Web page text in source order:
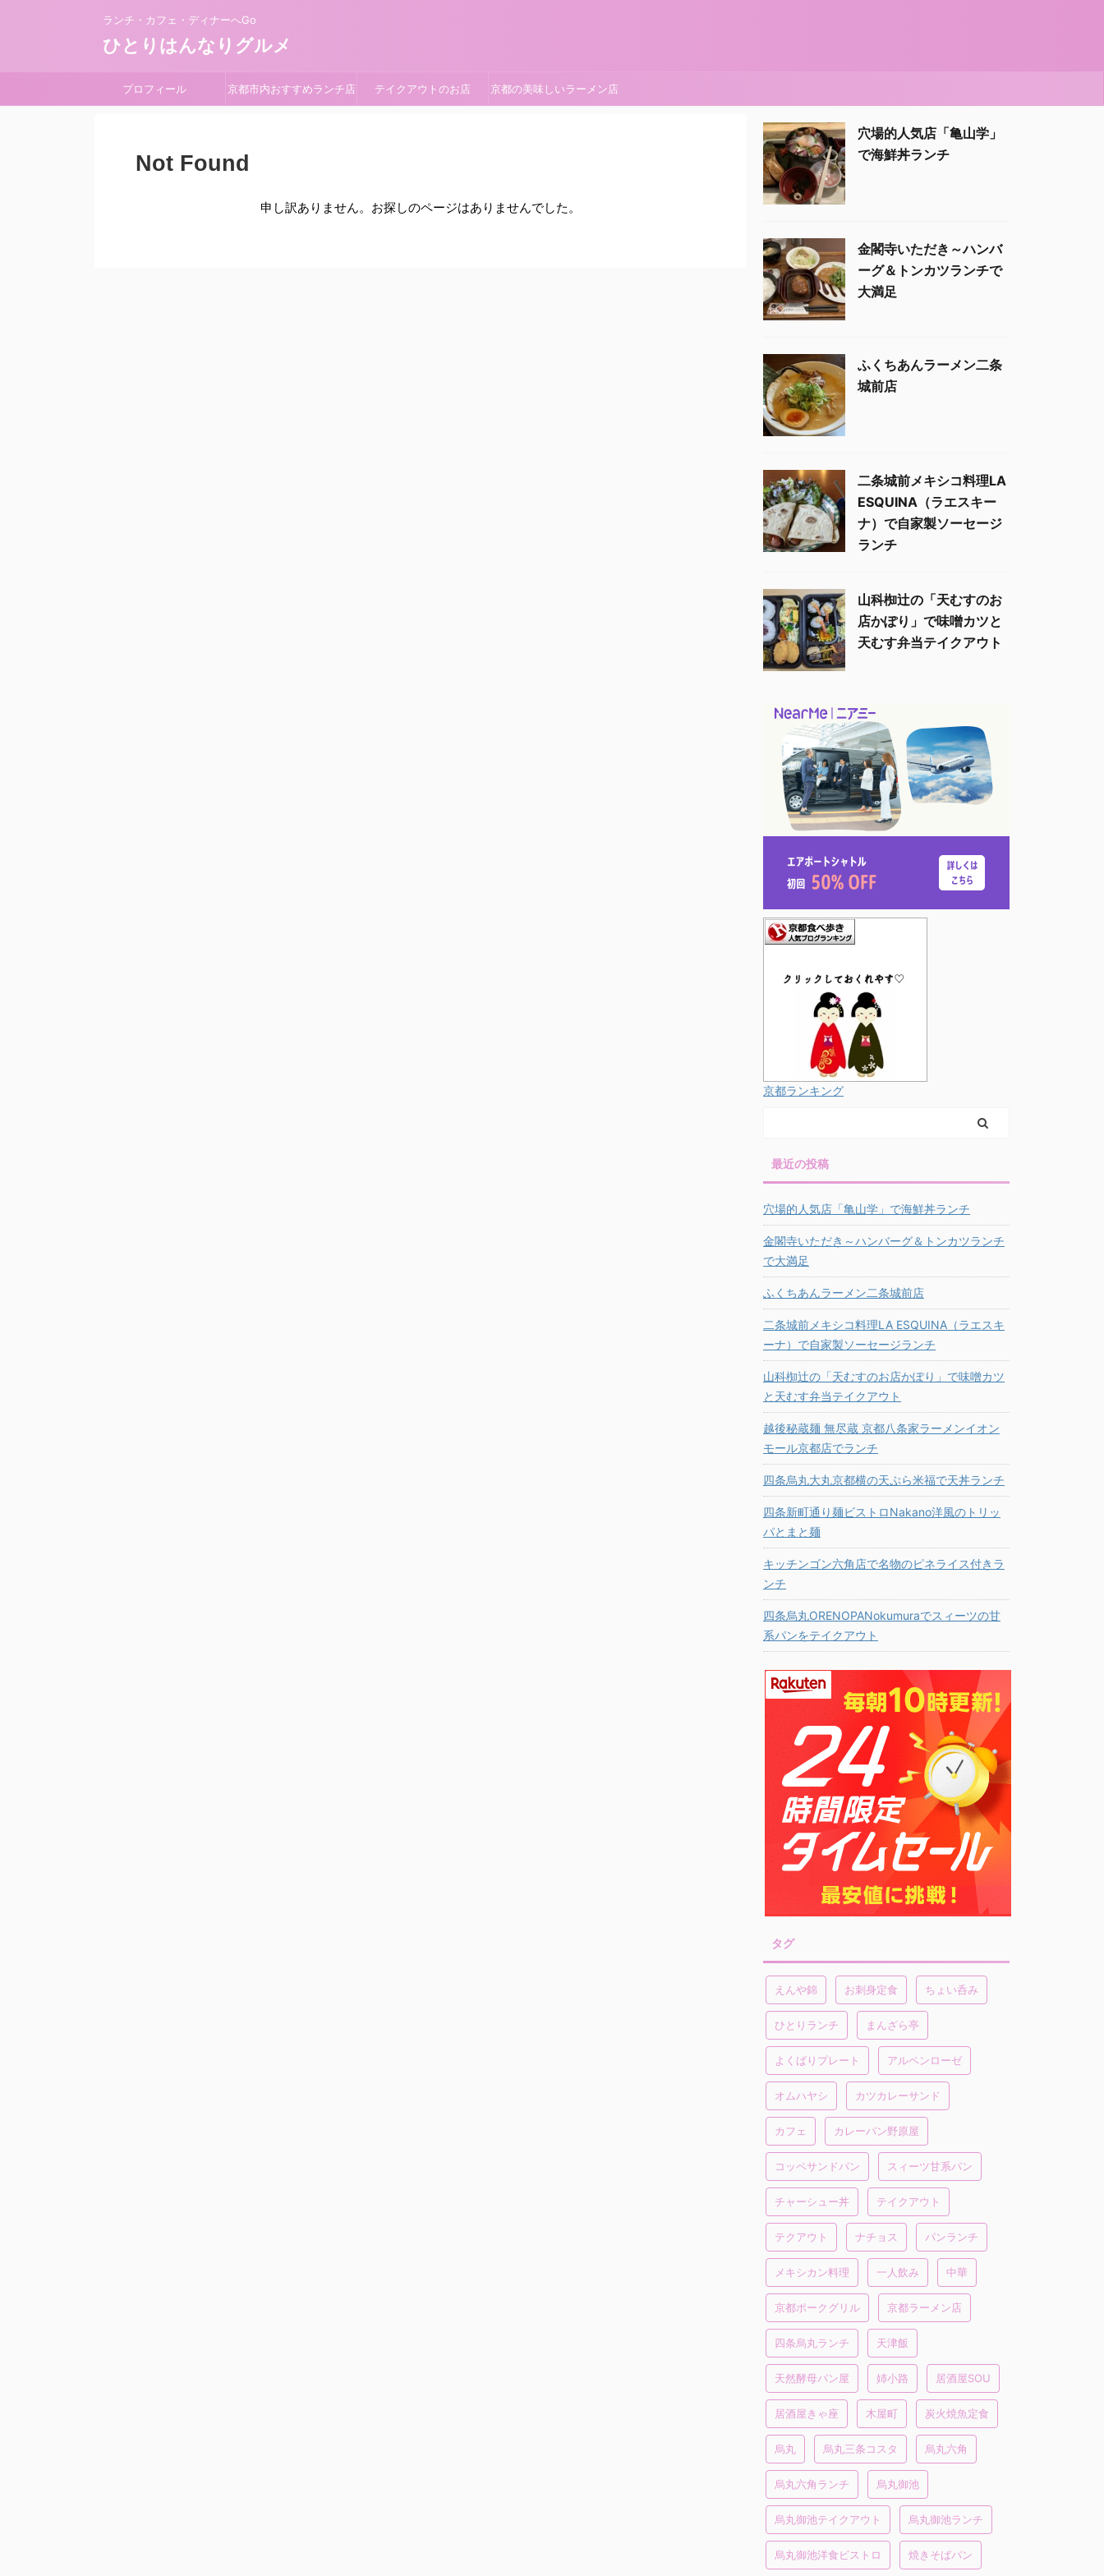
ランチ・カフェ・ディナーへGo
ひとりはんなりグルメ
プロフィール 京都市内おすすめランチ店 テイクアウトのお店 京都の美味しいラーメン店
Not Found
申し訳ありません。お探しのページはありませんでした。
穴場的人気店「亀山学」
で海鮮丼ランチ
金閣寺いただき～ハンバ
ーグ＆トンカツランチで
大満足
ふくちあんラーメン二条
城前店
二条城前メキシコ料理LA
ESQUINA（ラエスキー
ナ）で自家製ソーセージ
ランチ
山科椥辻の「天むすのお
店かぽり」で味噌カツと
天むす弁当テイクアウト
京都ランキング
最近の投稿
穴場的人気店「亀山学」で海鮮丼ランチ
金閣寺いただき～ハンバーグ＆トンカツランチ
で大満足
ふくちあんラーメン二条城前店
二条城前メキシコ料理LA ESQUINA（ラエスキ
ーナ）で自家製ソーセージランチ
山科椥辻の「天むすのお店かぽり」で味噌カツ
と天むす弁当テイクアウト
越後秘蔵麺 無尽蔵 京都八条家ラーメンイオン
モール京都店でランチ
四条烏丸大丸京都横の天ぷら米福で天丼ランチ
四条新町通り麺ビストロNakano洋風のトリッ
パとまと麺
キッチンゴン六角店で名物のピネライス付きラ
ンチ
四条烏丸ORENOPANokumuraでスィーツの甘
系パンをテイクアウト
タグ
えんや錦 お刺身定食 ちょい呑み
ひとりランチ まんざら亭
よくばりプレート アルペンローゼ
オムハヤシ カツカレーサンド
カフェ カレーパン野原屋
コッペサンドパン スィーツ甘系パン
チャーシュー丼 テイクアウト
テクアウト ナチョス パンランチ
メキシカン料理 一人飲み 中華
京都ポークグリル 京都ラーメン店
四条烏丸ランチ 天津飯
天然酵母パン屋 姉小路 居酒屋SOU
居酒屋きゃ座 木屋町 炭火焼魚定食
烏丸 烏丸三条コスタ 烏丸六角
烏丸六角ランチ 烏丸御池
烏丸御池テイクアウト 烏丸御池ランチ
烏丸御池洋食ビストロ 焼きそばパン